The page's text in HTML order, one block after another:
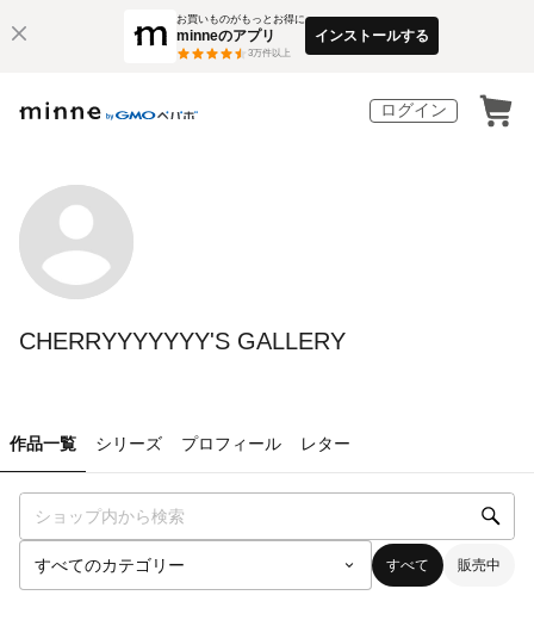
お買いものがもっとお得に
minneのアプリ
3万件以上
インストールする
ログイン
CHERRYYYYYYY'S GALLERY
作品一覧 シリーズ プロフィール レター
すべて 販売中